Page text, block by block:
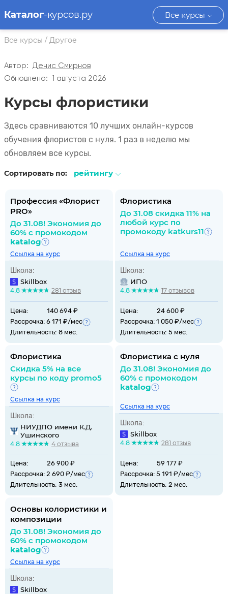
Каталог-курсов.ру Все курсы
Все курсы / Другое
Автор: Денис Смирнов
Обновлено: 1 августа 2026
Курсы флористики
Здесь сравниваются 10 лучших онлайн-курсов
обучения флористов с нуля. 1 раз в неделю мы
обновляем все курсы.
Сортировать по: рейтингу
Профессия «Флорист
PRO»
До 31.08! Экономия до
60% с промокодом
katalog
Ссылка на курс
Школа:
Skillbox
4.8 281 отзыв
Цена:
140 694 ₽
Рассрочка: 6 171 ₽/мес
Длительность: 8 мес.
Флористика
До 31.08 скидка 11% на
любой курс по
промокоду katkurs11
Ссылка на курс
Школа:
ИПО
4.8 17 отзывов
Цена:
24 600 ₽
Рассрочка: 1 050 ₽/мес
Длительность: 5 мес.
Флористика
Cкидка 5% на все
курсы по коду promo5
Ссылка на курс
Школа:
НИУДПО имени К.Д.
Ушинского
4.8 4 отзыва
Цена:
26 900 ₽
Рассрочка: 2 690 ₽/мес
Длительность: 3 мес.
Флористика с нуля
До 31.08! Экономия до
60% с промокодом
katalog
Ссылка на курс
Школа:
Skillbox
4.8 281 отзыв
Цена:
59 177 ₽
Рассрочка: 5 191 ₽/мес
Длительность: 2 мес.
Основы колористики и
композиции
До 31.08! Экономия до
60% с промокодом
katalog
Ссылка на курс
Школа:
Skillbox